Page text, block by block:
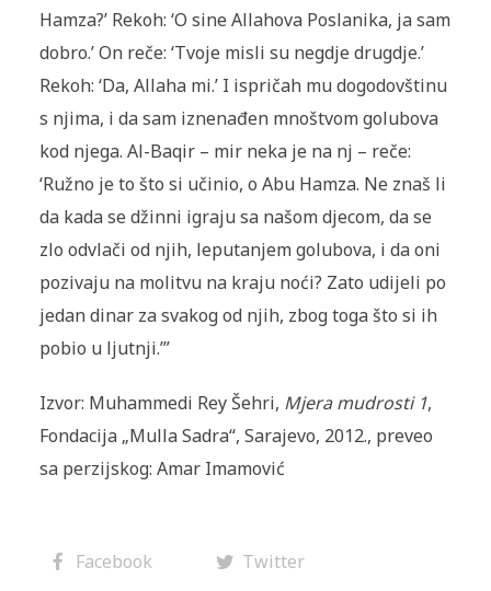
Hamza?’ Rekoh: ‘O sine Allahova Poslanika, ja sam
dobro.’ On reče: ‘Tvoje misli su negdje drugdje.’
Re­koh: ‘Da, Allaha mi.’ I ispričah mu dogodovštinu
s njima, i da sam izne­nađen mnoštvom golubova
kod njega. Al-Baqir – mir neka je na nj – reče:
‘Ružno je to što si učinio, o Abu Hamza. Ne znaš li
da kada se džinni igraju sa našom djecom, da se
zlo odvlači od njih, leputanjem golubova, i da oni
pozivaju na molitvu na kraju noći? Zato udijeli po
jedan dinar za svakog od njih, zbog toga što si ih
pobio u ljutnji.’”
Izvor: Muhammedi Rey Šehri, Mjera mudrosti 1,
Fondacija „Mulla Sadra“, Sarajevo, 2012., preveo
sa perzijskog: Amar Imamović
Facebook Twitter